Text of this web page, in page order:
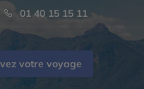
01 40 15 15 11
votre voyage